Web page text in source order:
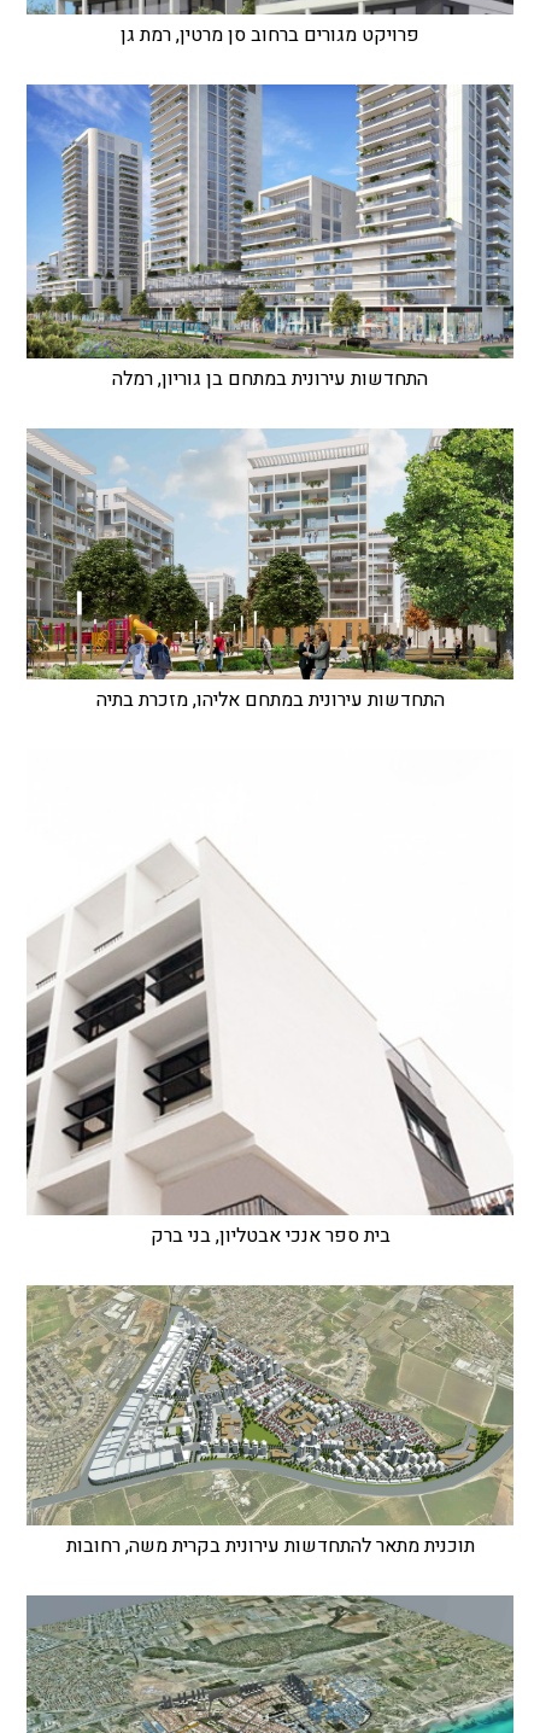
פרויקט מגורים ברחוב סן מרטין, רמת גן
התחדשות עירונית במתחם בן גוריון, רמלה
התחדשות עירונית במתחם אליהו, מזכרת בתיה
בית ספר אנכי אבטליון, בני ברק
תוכנית מתאר להתחדשות עירונית בקרית משה, רחובות